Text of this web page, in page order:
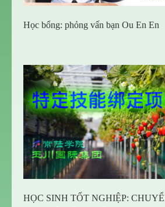
Học bổng: phỏng vấn bạn Ou En En
HỌC SINH TỐT NGHIỆP: